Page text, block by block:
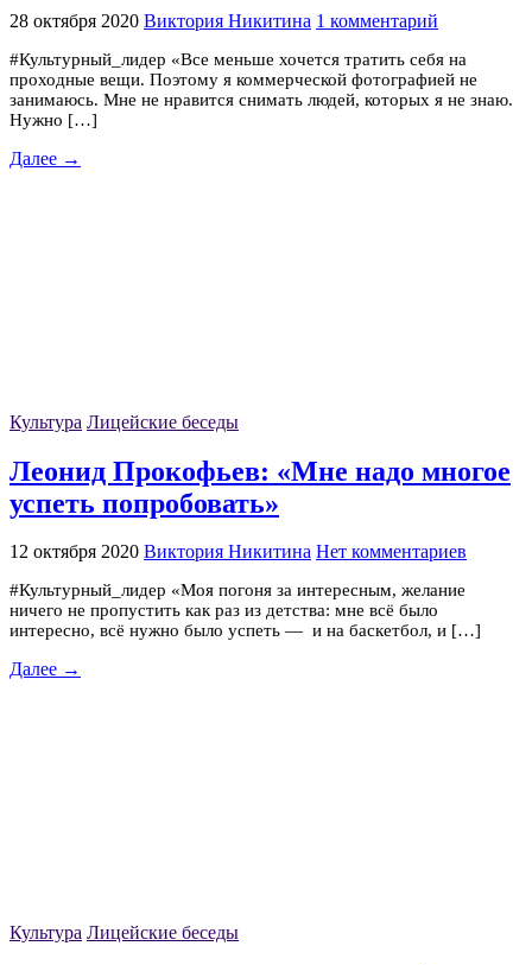
28 октября 2020 Виктория Никитина 1 комментарий
#Культурный_лидер «Все меньше хочется тратить себя на
проходные вещи. Поэтому я коммерческой фотографией не
занимаюсь. Мне не нравится снимать людей, которых я не знаю.
Нужно […]
Далее →
Культура Лицейские беседы
Леонид Прокофьев: «Мне надо многое
успеть попробовать»
12 октября 2020 Виктория Никитина Нет комментариев
#Культурный_лидер «Моя погоня за интересным, желание
ничего не пропустить как раз из детства: мне всё было
интересно, всё нужно было успеть — и на баскетбол, и […]
Далее →
Культура Лицейские беседы